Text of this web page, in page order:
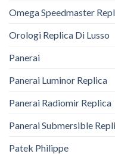
Omega Speedmaster
Orologi Replica Di Lusso
Panerai
Panerai Luminor Replica
Panerai Radiomir Replica
Panerai Submersible
Patek Philippe